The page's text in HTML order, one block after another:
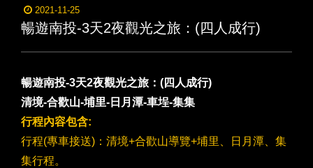
2021-11-25
暢遊南投-3天2夜觀光之旅：(四人成行)
暢遊南投-3天2夜觀光之旅：(四人成行)
清境-合歡山-埔里-日月潭-車埕-集集
行程內容包含:
行程(專車接送)：清境+合歡山導覽+埔里、日月潭、集
集行程。